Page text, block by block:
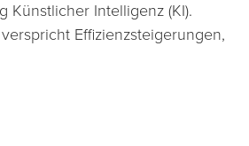
Künstlicher Intelligenz (KI).
Effizienzsteigerungen,